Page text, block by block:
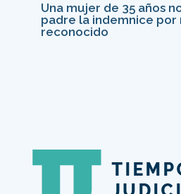
Una mujer de 35 años
padre la indemnice por
reconocido